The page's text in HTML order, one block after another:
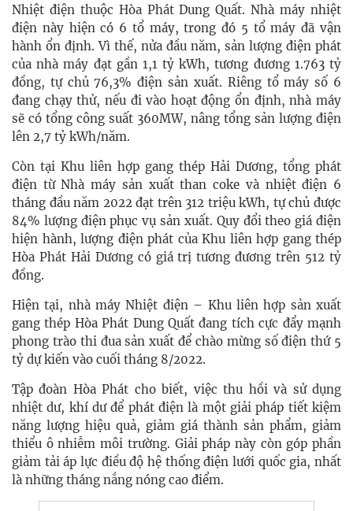
Nhiệt điện thuộc Hòa Phát Dung Quất. Nhà máy nhiệt
điện này hiện có 6 tổ máy, trong đó 5 tổ máy đã vận
hành ổn định. Vì thế, nửa đầu năm, sản lượng điện phát
của nhà máy đạt gần 1,1 tỷ kWh, tương đương 1.763 tỷ
đồng, tự chủ 76,3% điện sản xuất. Riêng tổ máy số 6
đang chạy thử, nếu đi vào hoạt động ổn định, nhà máy
sẽ có tổng công suất 360MW, nâng tổng sản lượng điện
lên 2,7 tỷ kWh/năm.
Còn tại Khu liên hợp gang thép Hải Dương, tổng phát
điện từ Nhà máy sản xuất than coke và nhiệt điện 6
tháng đầu năm 2022 đạt trên 312 triệu kWh, tự chủ được
84% lượng điện phục vụ sản xuất. Quy đổi theo giá điện
hiện hành, lượng điện phát của Khu liên hợp gang thép
Hòa Phát Hải Dương có giá trị tương đương trên 512 tỷ
đồng.
Hiện tại, nhà máy Nhiệt điện – Khu liên hợp sản xuất
gang thép Hòa Phát Dung Quất đang tích cực đẩy mạnh
phong trào thi đua sản xuất để chào mừng số điện thứ 5
tỷ dự kiến vào cuối tháng 8/2022.
Tập đoàn Hòa Phát cho biết, việc thu hồi và sử dụng
nhiệt dư, khí dư để phát điện là một giải pháp tiết kiệm
năng lượng hiệu quả, giảm giá thành sản phẩm, giảm
thiểu ô nhiễm môi trường. Giải pháp này còn góp phần
giảm tải áp lực điều độ hệ thống điện lưới quốc gia, nhất
là những tháng nắng nóng cao điểm.